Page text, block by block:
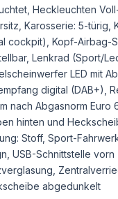
Heckleuchten
Karosserie: 5-türig,
cockpit), Kopf-Airbag-
Lenkrad (Sport/
LED mit
digital (DAB+),
nach Abgasnorm Euro
hinten und
Stoff, Sport-
USB-Schnittstelle
abgedunkelt